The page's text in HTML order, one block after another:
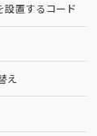
置するコード
え